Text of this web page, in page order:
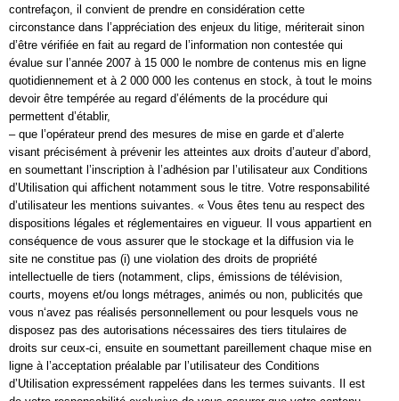
contrefaçon, il convient de prendre en considération cette
circonstance dans l’appréciation des enjeux du litige, mériterait sinon
d’être vérifiée en fait au regard de l’information non contestée qui
évalue sur l’année 2007 à 15 000 le nombre de contenus mis en ligne
quotidiennement et à 2 000 000 les contenus en stock, à tout le moins
devoir être tempérée au regard d’éléments de la procédure qui
permettent d’établir,
– que l’opérateur prend des mesures de mise en garde et d’alerte
visant précisément à prévenir les atteintes aux droits d’auteur d’abord,
en soumettant l’inscription à l’adhésion par l’utilisateur aux Conditions
d’Utilisation qui affichent notamment sous le titre. Votre responsabilité
d’utilisateur les mentions suivantes. « Vous êtes tenu au respect des
dispositions légales et réglementaires en vigueur. Il vous appartient en
conséquence de vous assurer que le stockage et la diffusion via le
site ne constitue pas (i) une violation des droits de propriété
intellectuelle de tiers (notamment, clips, émissions de télévision,
courts, moyens et/ou longs métrages, animés ou non, publicités que
vous n‘avez pas réalisés personnellement ou pour lesquels vous ne
disposez pas des autorisations nécessaires des tiers titulaires de
droits sur ceux-ci, ensuite en soumettant pareillement chaque mise en
ligne à l’acceptation préalable par l’utilisateur des Conditions
d’Utilisation expressément rappelées dans les termes suivants. Il est